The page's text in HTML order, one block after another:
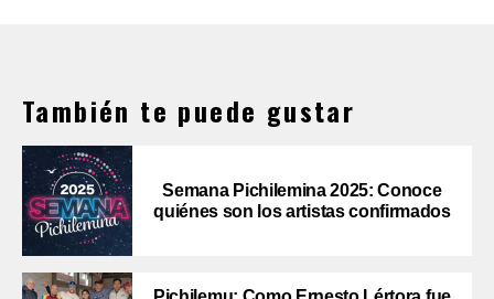
También te puede gustar
Semana Pichilemina 2025: Conoce
quiénes son los artistas confirmados